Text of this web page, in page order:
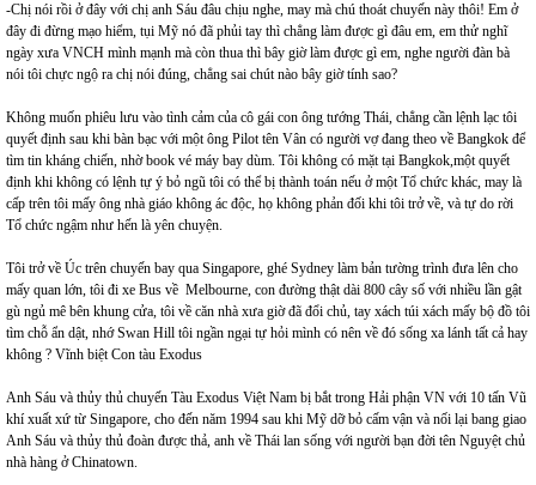
-Chị nói rồi ở đây với chị anh Sáu đâu chịu nghe, may mà chú thoát chuyến này thôi! Em ở
đây đi đừng mạo hiểm, tụi Mỹ nó đã phủi tay thì chẳng làm được gì đâu em, em thử nghĩ
ngày xưa VNCH mình mạnh mà còn thua thì bây giờ làm được gì em, nghe người đàn bà
nói tôi chực ngộ ra chị nói đúng, chẳng sai chút nào bây giờ tính sao?
Không muốn phiêu lưu vào tình cảm của cô gái con ông tướng Thái, chẳng cần lệnh lạc tôi
quyết định sau khi bàn bạc với một ông Pilot tên Vân có người vợ đang theo về Bangkok để
tìm tin kháng chiến, nhờ book vé máy bay dùm. Tôi không có mặt tại Bangkok,một quyết
định khi không có lệnh tự ý bỏ ngũ tôi có thể bị thành toán nếu ở một Tổ chức khác, may là
cấp trên tôi mấy ông nhà giáo không ác độc, họ không phản đối khi tôi trở về, và tự do rời
Tổ chức ngậm như hến là yên chuyện.
Tôi trở về Úc trên chuyến bay qua Singapore, ghé Sydney làm bản tường trình đưa lên cho
mấy quan lớn, tôi đi xe Bus về Melbourne, con đường thật dài 800 cây số với nhiều lần gật
gù ngủ mê bên khung cửa, tôi về căn nhà xưa giờ đã đổi chủ, tay xách túi xách mấy bộ đồ tôi
tìm chỗ ẩn dật, nhớ Swan Hill tôi ngần ngại tự hỏi mình có nên về đó sống xa lánh tất cả hay
không ? Vĩnh biệt Con tàu Exodus
Anh Sáu và thủy thủ chuyến Tàu Exodus Việt Nam bị bắt trong Hải phận VN với 10 tấn Vũ
khí xuất xứ từ Singapore, cho đến năm 1994 sau khi Mỹ dỡ bỏ cấm vận và nối lại bang giao
Anh Sáu và thủy thủ đoàn được thả, anh về Thái lan sống với người bạn đời tên Nguyệt chủ
nhà hàng ở Chinatown.